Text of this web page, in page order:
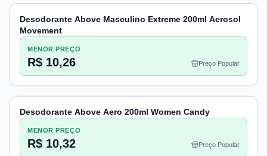
Desodorante Above Masculino Extreme 200ml Aerosol
Movement
MENOR PREÇO
R$ 10,26 Preço Popular
Desodorante Above Aero 200ml Women Candy
MENOR PREÇO
R$ 10,32 Preço Popular